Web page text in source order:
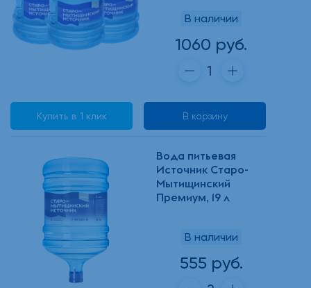
В наличии
1060 руб.
Купить в 1 клик В корзину
Вода питьевая
Источник Старо-
Мытищинский
Премиум, 19 л
В наличии
555 руб.